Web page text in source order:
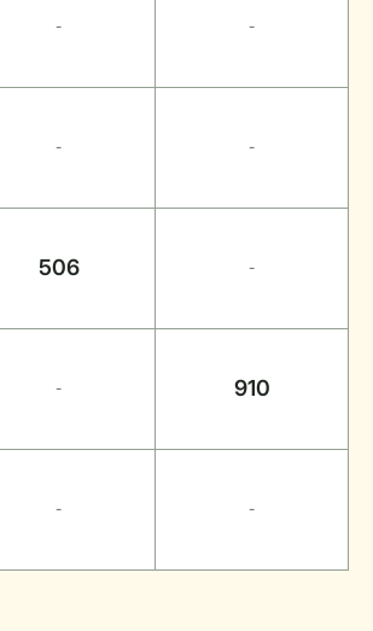
- -
- -
506 -
- 910
- -